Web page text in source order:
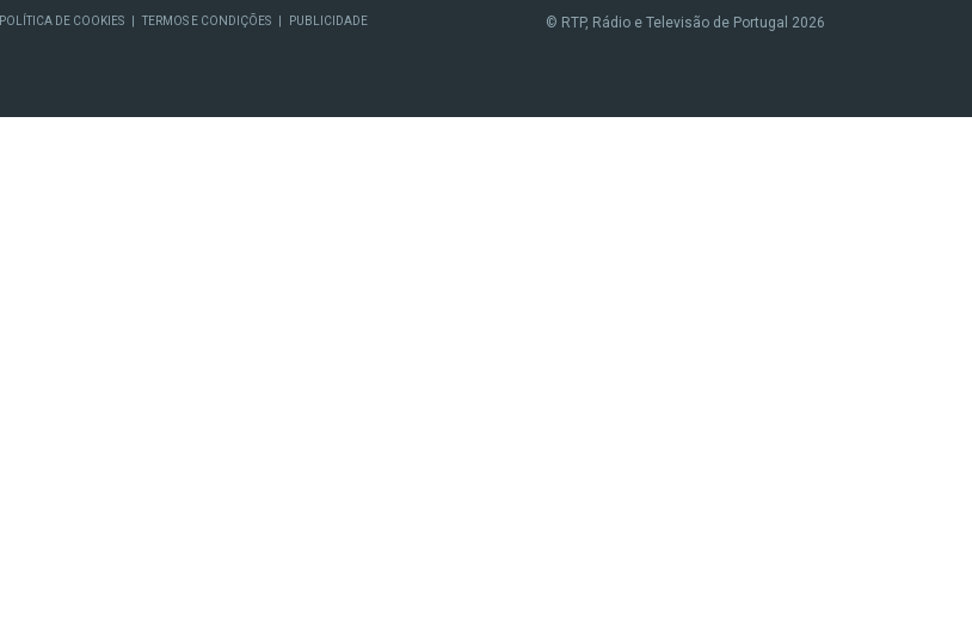
POLÍTICA DE COOKIES TERMOS E CONDIÇÕES PUBLICIDADE © RTP, Rádio e Televisão de Portugal 2026